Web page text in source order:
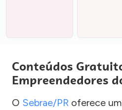
Conteúdos
Empreendedores
O Sebrae/PR oferece